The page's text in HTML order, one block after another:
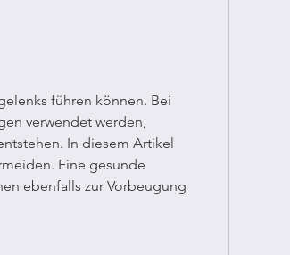
verwendet werden,
In diesem Artikel
Eine gesunde
ebenfalls zur Vorbeugung